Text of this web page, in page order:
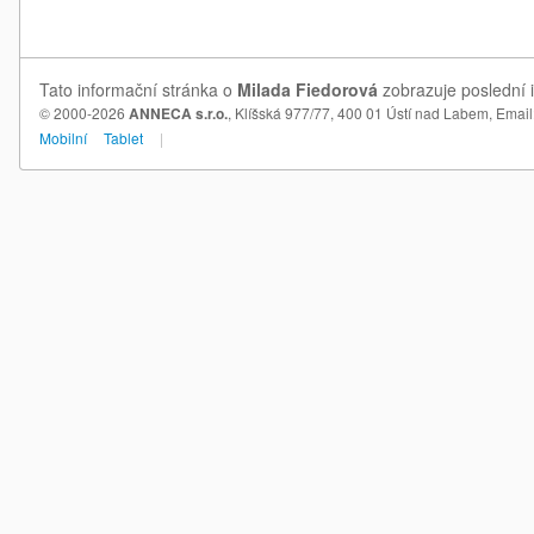
Tato informační stránka o Milada Fiedorová zobrazuje poslední
© 2000-2026 ANNECA s.r.o., Klíšská 977/77, 400 01 Ústí nad Labem,
Mobilní
Tablet |